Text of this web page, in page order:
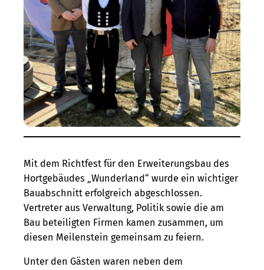
Mit dem Richtfest für den Erweiterungsbau des
Hortgebäudes „Wunderland“ wurde ein wichtiger
Bauabschnitt erfolgreich abgeschlossen.
Vertreter aus Verwaltung, Politik sowie die am
Bau beteiligten Firmen kamen zusammen, um
diesen Meilenstein gemeinsam zu feiern.
Unter den Gästen waren neben dem